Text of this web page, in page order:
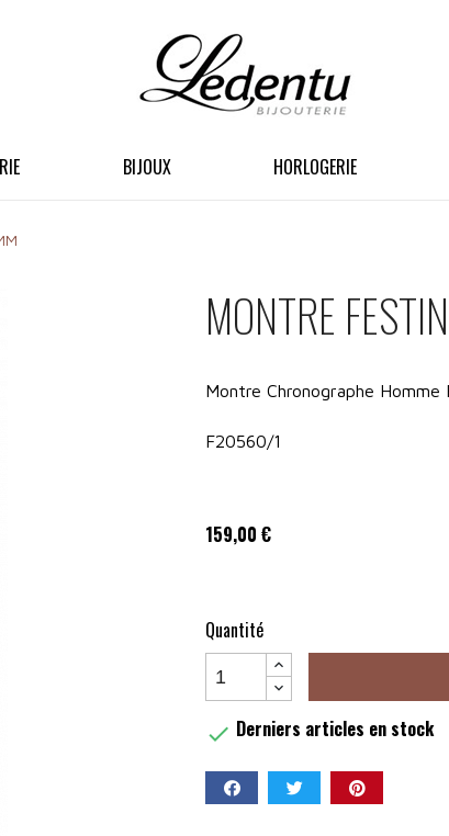
BIJOUX HORLOGERIE
MONTRE
Montre Chronographe Homme
F20560/1
159,00 €
Quantité
 Derniers articles en stock
Partager